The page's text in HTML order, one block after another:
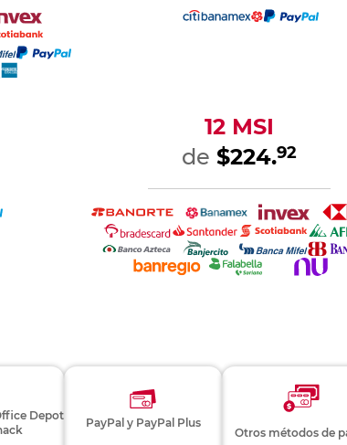
12 MSI
de $224.92
Depot
PayPal y PayPal Plus
Otros métodos de